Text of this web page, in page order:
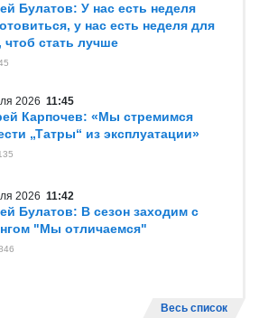
Булатов: У нас есть неделя
у нас есть неделя для
чтоб стать лучше
2026 11:45
Карпочев: «Мы стремимся
„Татры“ из эксплуатации»
2026 11:42
Булатов: В сезон заходим с
"Мы отличаемся"
Весь список